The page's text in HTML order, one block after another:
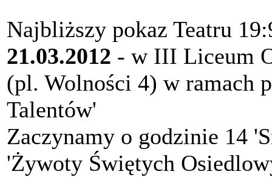
Najbliższy pokaz Teatru
21.03.2012 - w III Liceum
(pl. Wolności 4) w ramach
Talentów'
Zaczynamy o godzinie 14
'Żywoty Świętych